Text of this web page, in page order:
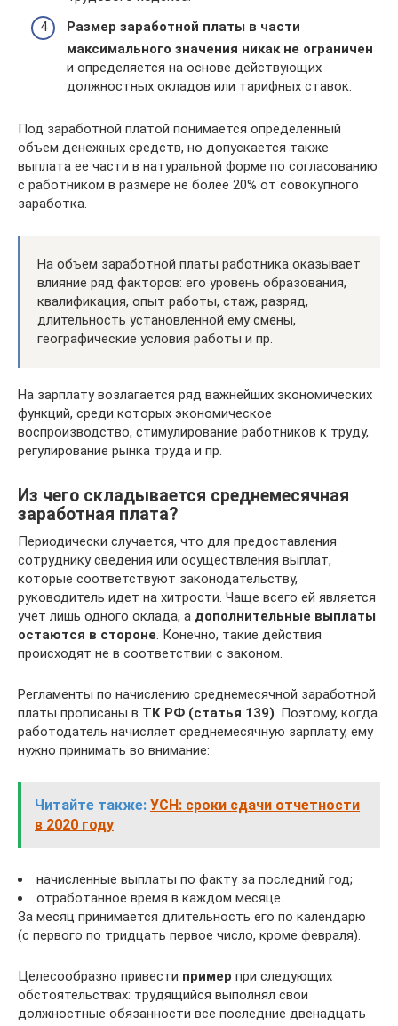
Размер заработной платы в части
максимального значения никак не ограничен
и определяется на основе действующих
должностных окладов или тарифных ставок.
Под заработной платой понимается определенный
объем денежных средств, но допускается также
выплата ее части в натуральной форме по согласованию
с работником в размере не более 20% от совокупного
заработка.
На объем заработной платы работника оказывает
влияние ряд факторов: его уровень образования,
квалификация, опыт работы, стаж, разряд,
длительность установленной ему смены,
географические условия работы и пр.
На зарплату возлагается ряд важнейших экономических
функций, среди которых экономическое
воспроизводство, стимулирование работников к труду,
регулирование рынка труда и пр.
Из чего складывается среднемесячная
заработная плата?
Периодически случается, что для предоставления
сотруднику сведения или осуществления выплат,
которые соответствуют законодательству,
руководитель идет на хитрости. Чаще всего ей является
учет лишь одного оклада, а дополнительные выплаты
остаются в стороне . Конечно, такие действия
происходят не в соответствии с законом.
Регламенты по начислению среднемесячной заработной
платы прописаны в ТК РФ (статья 139) . Поэтому, когда
работодатель начисляет среднемесячную зарплату, ему
нужно принимать во внимание:
Читайте также: УСН: сроки сдачи отчетности
в 2020 году
начисленные выплаты по факту за последний год;
отработанное время в каждом месяце.
За месяц принимается длительность его по календарю
(с первого по тридцать первое число, кроме февраля).
Целесообразно привести пример при следующих
обстоятельствах: трудящийся выполнял свои
должностные обязанности все последние двенадцать